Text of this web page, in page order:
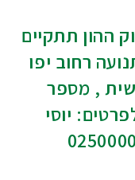
ההון תתקיים
התנועה רחוב יפו
, מספר
יוסי
ארגון 025000073